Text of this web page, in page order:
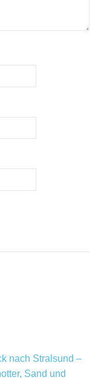
nach Stralsund –
Sand und